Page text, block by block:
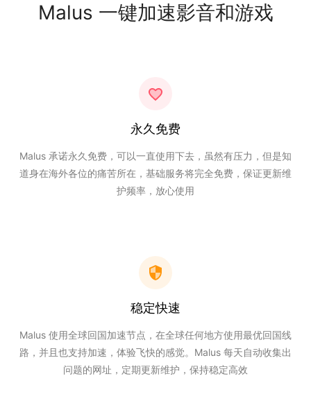
Malus 一键加速影音和游戏
永久免费
Malus 承诺永久免费，可以一直使用下去，虽然有压力，但是知
道身在海外各位的痛苦所在，基础服务将完全免费，保证更新维
护频率，放心使用
稳定快速
Malus 使用全球回国加速节点，在全球任何地方使用最优回国线
路，并且也支持加速，体验飞快的感觉。Malus 每天自动收集出
问题的网址，定期更新维护，保持稳定高效